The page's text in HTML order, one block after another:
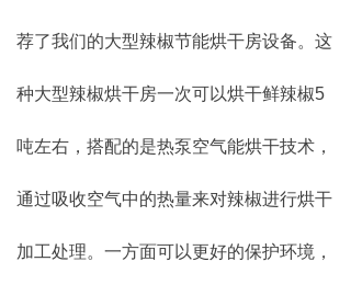
荐了我们的大型辣椒节能烘干房设备。这
种大型辣椒烘干房一次可以烘干鲜辣椒5
吨左右，搭配的是热泵空气能烘干技术，
通过吸收空气中的热量来对辣椒进行烘干
加工处理。一方面可以更好的保护环境，